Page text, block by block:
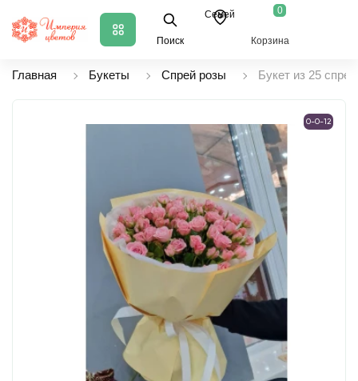
Поиск
Семей 0
Корзина
Главная Букеты Спрей розы Букет из 25
0-0-12